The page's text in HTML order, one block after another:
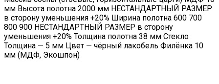
мм Высота полотна 2000 мм НЕСТАНДАРТНЫЙ РАЗМЕР
в сторону уменьшения +20% Ширина полотна 600 700
800 900 НЕСТАНДАРТНЫЙ РАЗМЕР в сторону
уменьшения +20% Толщина полотна 38 мм Стекло
Толщина — 5 мм Цвет — чёрный лакобель Филёнка 10
мм (МДФ, Экошпон)